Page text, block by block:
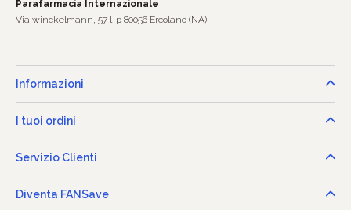
Parafarmacia Internazionale
Via winckelmann, 57 l-p 80056 Ercolano (NA)
Informazioni
I tuoi ordini
Servizio Clienti
Diventa FANSave